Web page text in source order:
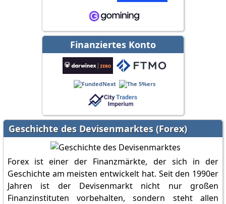
Finanziertes Konto
Geschichte des Devisenmarktes (Forex)
Forex ist einer der Finanzmärkte, der sich in der
Geschichte am meisten entwickelt hat. Seit den 1990er
Jahren ist der Devisenmarkt nicht nur großen
Finanzinstituten vorbehalten, sondern steht allen